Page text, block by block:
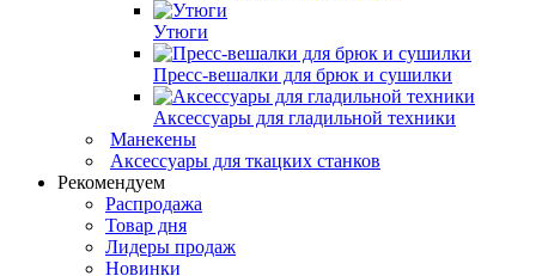
Утюги
Пресс-вешалки для брюк и сушилки
Аксессуары для гладильной техники
Манекены
Аксессуары для ткацких станков
Рекомендуем
Распродажа
Товар дня
Лидеры продаж
Новинки